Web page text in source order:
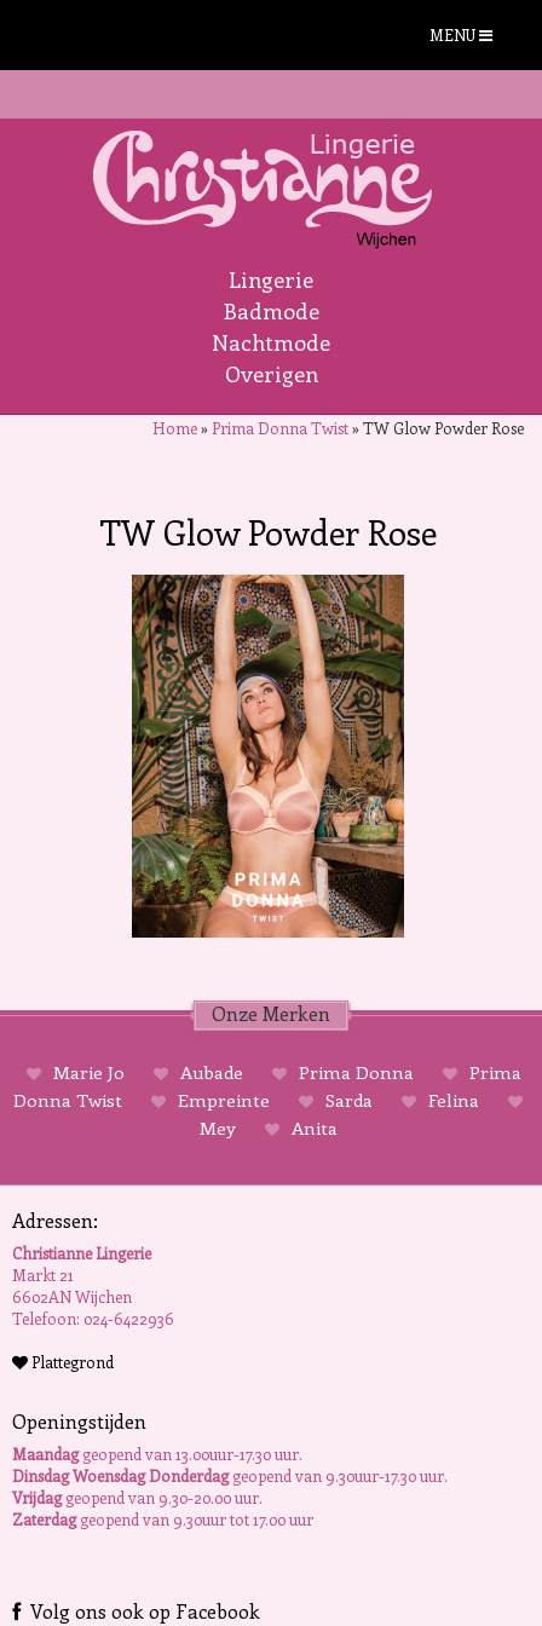
MENU
Lingerie
Badmode
Nachtmode
Overigen
Home»Prima Donna Twist»TW Glow Powder Rose
TW Glow Powder Rose
Onze Merken
Marie Jo Aubade Prima Donna
Prima
Donna Twist
Empreinte Sarda
Felina
Mey
Anita
Adressen:
Christianne Lingerie
Markt 21
6602AN Wijchen
Telefoon: 024-6422936
Plattegrond
Openingstijden
Maandaggeopend van 13.00uur-17.30 uur.
Dinsdag Woensdag Donderdaggeopend van 9.30uur-17.30 uur.
Vrijdaggeopend van 9.30-20.00 uur.
Zaterdaggeopend van 9.30uur tot 17.00 uur
Volg ons ook op Facebook